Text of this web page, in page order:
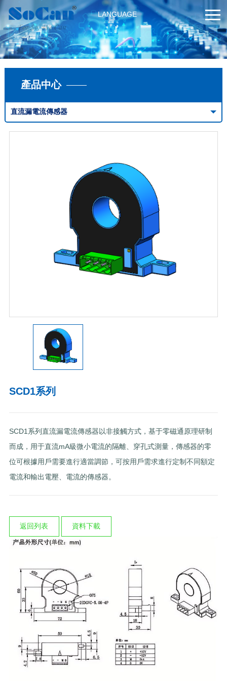
LANGUAGE
產品中心
直流漏電流傳感器
SCD1系列
SCD1系列直流漏電流傳感器以非接觸方式，基于零磁通原理研制
而成，用于直流mA級微小電流的隔離、穿孔式測量，傳感器的零
位可根據用戶需要進行適當調節，可按用戶需求進行定制不同額定
電流和輸出電壓、電流的傳感器。
返回列表 資料下載